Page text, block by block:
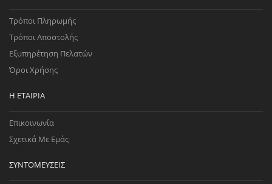
Τρόποι Πληρωμής
Τρόποι Αποστολής
Εξυπηρέτηση Πελατών
Όροι Χρήσης
Η ΕΤΑΙΡΊΑ
Επικοινωνία
Σχετικά Με Εμάς
ΣΥΝΤΟΜΕΎΣΕΙΣ